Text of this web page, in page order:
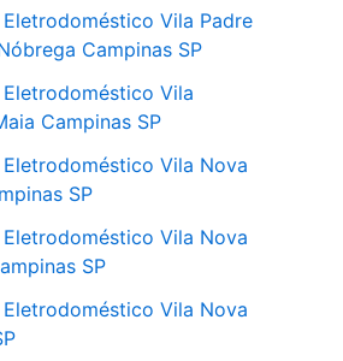
Vila Padre
Campinas SP
Vila
Campinas SP
Vila Nova
SP
Vila Nova
SP
Vila Nova